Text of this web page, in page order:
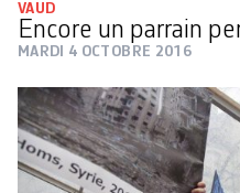
VAUD
Encore un parrain
MARDI 4 OCTOBRE 2016